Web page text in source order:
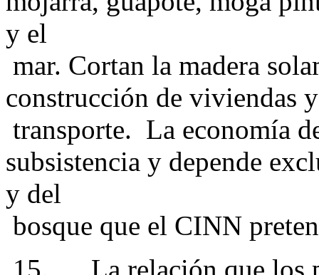
y el
mar. Cortan la madera
construcción de viviendas
transporte. La economía
subsistencia y depende
y del
bosque que el CINN